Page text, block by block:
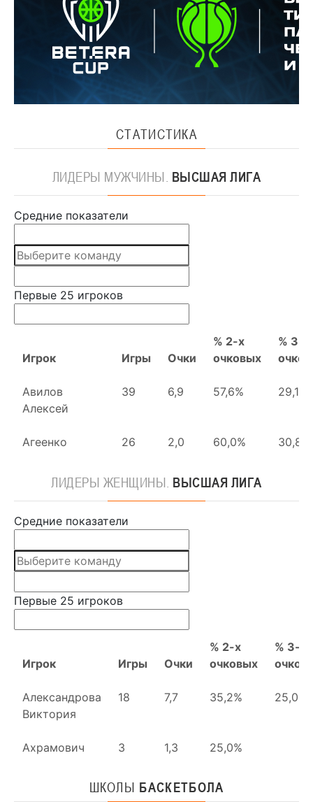
СТАТИСТИКА
ЛИДЕРЫ МУЖЧИНЫ. ВЫСШАЯ ЛИГА
ЛИДЕРЫ ЖЕНЩИНЫ. ВЫСШАЯ ЛИГА
ШКОЛЫ БАСКЕТБОЛА